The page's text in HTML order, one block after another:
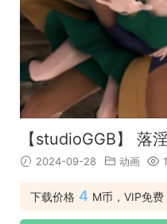
【studioGGB】 落
2024-09-28 动画
下载价格 4 M币，VIP免费